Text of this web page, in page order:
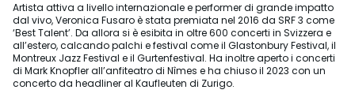
Artista attiva a livello internazionale e performer di grande impatto
dal vivo, Veronica Fusaro è stata premiata nel 2016 da SRF 3 come
‘Best Talent’. Da allora si è esibita in oltre 600 concerti in Svizzera e
all’estero, calcando palchi e festival come il Glastonbury Festival, il
Montreux Jazz Festival e il Gurtenfestival. Ha inoltre aperto i concerti
di Mark Knopfler all’anfiteatro di Nîmes e ha chiuso il 2023 con un
concerto da headliner al Kaufleuten di Zurigo.